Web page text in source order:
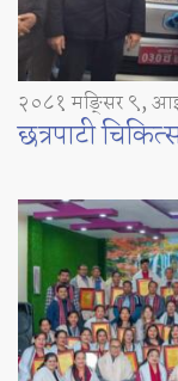
२०८१ मङ्सिर ९,
छत्रपाटी